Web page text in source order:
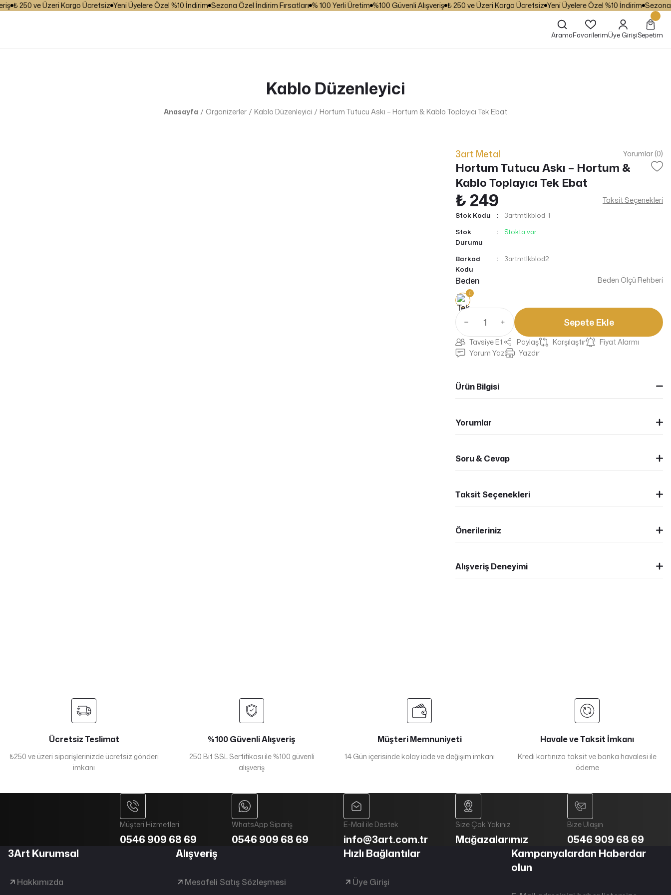
₺ 250 ve Üzeri Kargo Ücretsiz Yeni Üyelere Özel %10 İndirim Sezona Özel İndirim Fırsatları % 100 Yerli Üretim %100 Güvenli Alışveriş ₺ 250 ve Üzeri Kargo Ücretsiz Yeni Üyelere Özel %10 İndirim Sezona
AramaFavorilerimÜye GirişiSepetim
Kablo Düzenleyici
Anasayfa Organizerler Kablo Düzenleyici Hortum Tutucu Askı – Hortum & Kablo Toplayıcı Tek Ebat
3art Metal Yorumlar (0)
Hortum Tutucu Askı – Hortum &
Kablo Toplayıcı Tek Ebat
₺ 249 Taksit Seçenekleri
Stok Kodu
3artmtlkblod_1
Stok
Durumu
Stokta var
Barkod
Kodu
3artmtlkblod2
Beden Beden Ölçü Rehberi
Sepete Ekle
Tavsiye Et Paylaş Karşılaştır
Fiyat Alarmı
Yorum Yaz
Yazdır
Ürün Bilgisi
Yorumlar
Soru & Cevap
Taksit Seçenekleri
Önerileriniz
Alışveriş Deneyimi
Ücretsiz Teslimat
₺250 ve üzeri siparişlerinizde ücretsiz gönderi
imkanı
%100 Güvenli Alışveriş
250 Bit SSL Sertifikası ile %100 güvenli
alışveriş
Müşteri Memnuniyeti
14 Gün içerisinde kolay iade ve değişim imkanı
Havale ve Taksit İmkanı
Kredi kartınıza taksit ve banka havalesi ile
ödeme
Müşteri Hizmetleri
0546 909 68 69
WhatsApp Sipariş
0546 909 68 69
E-Mail ile Destek
info@3art.com.tr
Size Çok Yakınız
Mağazalarımız
Bize Ulaşın
0546 909 68 69
3Art Kurumsal
Hakkımızda
Alışveriş
Mesafeli Satış Sözleşmesi
Hızlı Bağlantılar
Üye Girişi
Kampanyalardan Haberdar
olun